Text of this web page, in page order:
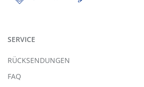
SERVICE
RÜCKSENDUNGEN
FAQ